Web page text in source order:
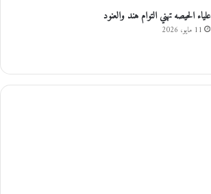
علياء الحيصه تهني التوام هند والعنود
11 مايو، 2026